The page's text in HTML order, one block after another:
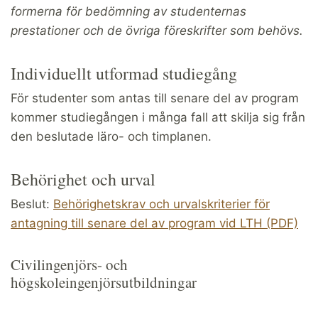
formerna för bedömning av studenternas
prestationer och de övriga föreskrifter som behövs.
Individuellt utformad studiegång
För studenter som antas till senare del av program
kommer studiegången i många fall att skilja sig från
den beslutade läro- och timplanen.
Behörighet och urval
Beslut: Behörighetskrav och urvalskriterier för
antagning till senare del av program vid LTH (PDF)
Civilingenjörs- och
högskoleingenjörsutbildningar